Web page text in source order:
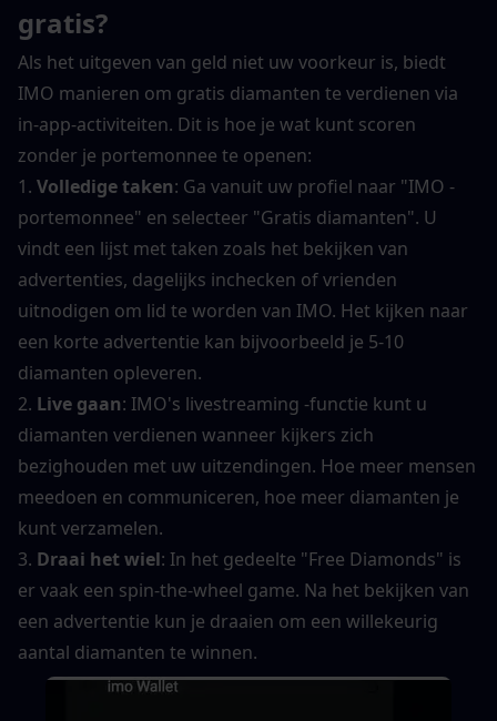
gratis?
Als het uitgeven van geld niet uw voorkeur is, biedt
IMO manieren om gratis diamanten te verdienen via
in-app-activiteiten. Dit is hoe je wat kunt scoren
zonder je portemonnee te openen:
1. Volledige taken: Ga vanuit uw profiel naar "IMO -
portemonnee" en selecteer "Gratis diamanten". U
vindt een lijst met taken zoals het bekijken van
advertenties, dagelijks inchecken of vrienden
uitnodigen om lid te worden van IMO. Het kijken naar
een korte advertentie kan bijvoorbeeld je 5-10
diamanten opleveren.
2. Live gaan: IMO's livestreaming -functie kunt u
diamanten verdienen wanneer kijkers zich
bezighouden met uw uitzendingen. Hoe meer mensen
meedoen en communiceren, hoe meer diamanten je
kunt verzamelen.
3. Draai het wiel: In het gedeelte "Free Diamonds" is
er vaak een spin-the-wheel game. Na het bekijken van
een advertentie kun je draaien om een ​​willekeurig
aantal diamanten te winnen.